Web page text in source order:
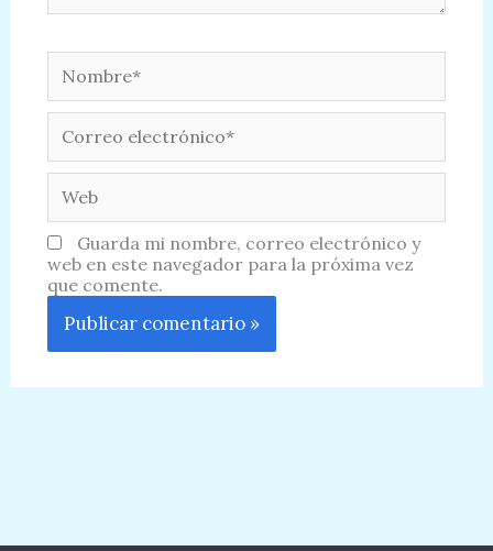
Nombre*
Correo
electrónico*
Web
Guarda mi nombre, correo electrónico y
web en este navegador para la próxima vez
que comente.